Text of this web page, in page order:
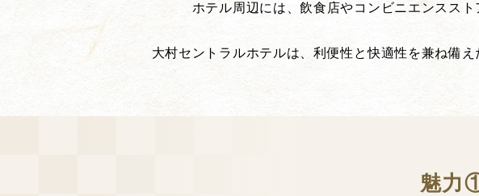
ホテル周辺には、飲食店やコンビニエンスス
大村セントラルホテルは、利便性と快適性を兼ね備
魅力